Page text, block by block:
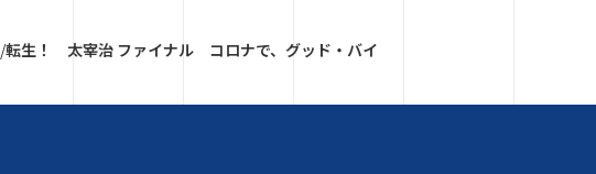
/転生！ 太宰治 ファイナル コロナで、グッド・バイ